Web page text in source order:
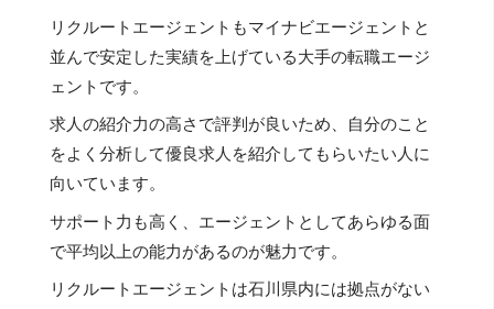
リクルートエージェントもマイナビエージェントと
並んで安定した実績を上げている大手の転職エージ
ェントです。
求人の紹介力の高さで評判が良いため、自分のこと
をよく分析して優良求人を紹介してもらいたい人に
向いています。
サポート力も高く、エージェントとしてあらゆる面
で平均以上の能力があるのが魅力です。
リクルートエージェントは石川県内には拠点がない